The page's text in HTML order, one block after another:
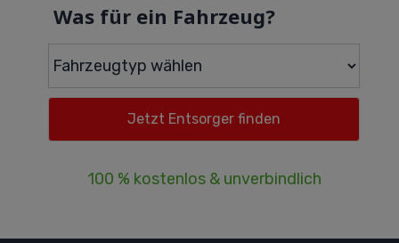
Was für ein Fahrzeug?
100 % kostenlos & unverbindlich